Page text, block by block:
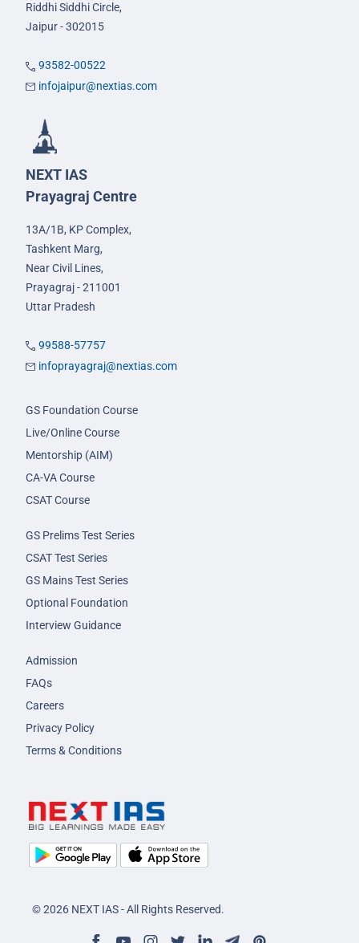
Riddhi Siddhi Circle,
Jaipur - 302015
93582-00522
infojaipur@nextias.com
NEXT IAS
Prayagraj Centre
13A/1B, KP Complex,
Tashkent Marg,
Near Civil Lines,
Prayagraj - 211001
Uttar Pradesh
99588-57757
infoprayagraj@nextias.com
GS Foundation Course
Live/Online Course
Mentorship (AIM)
CA-VA Course
CSAT Course
GS Prelims Test Series
CSAT Test Series
GS Mains Test Series
Optional Foundation
Interview Guidance
Admission
FAQs
Careers
Privacy Policy
Terms & Conditions
© 2026 NEXT IAS - All Rights Reserved.